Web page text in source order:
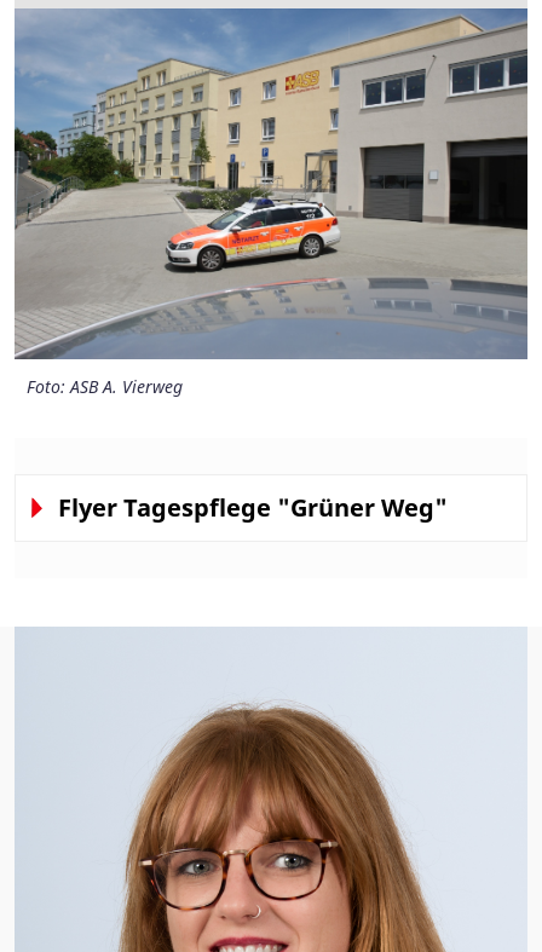
Foto: ASB A. Vierweg
Foto: ASB A. Vierweg
Foto: ASB A. Vierweg
Flyer Tagespflege "Grüner Weg"